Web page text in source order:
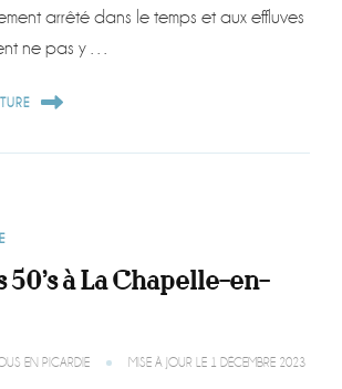
arrêté dans le temps et aux effluves
ne pas y …
à La Chapelle-en-
EN PICARDIE MISE À JOUR LE 1 DÉCEMBRE 2023